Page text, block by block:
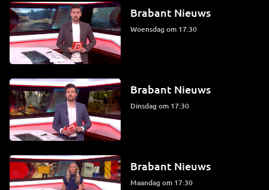
Brabant Nieuws
woensdag om 17:30
Brabant Nieuws
dinsdag om 17:30
Brabant Nieuws
maandag om 17:30